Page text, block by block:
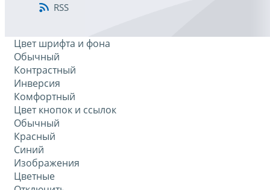
RSS
Цвет шрифта и фона
Обычный
Контрастный
Инверсия
Комфортный
Цвет кнопок и ссылок
Обычный
Красный
Синий
Изображения
Цветные